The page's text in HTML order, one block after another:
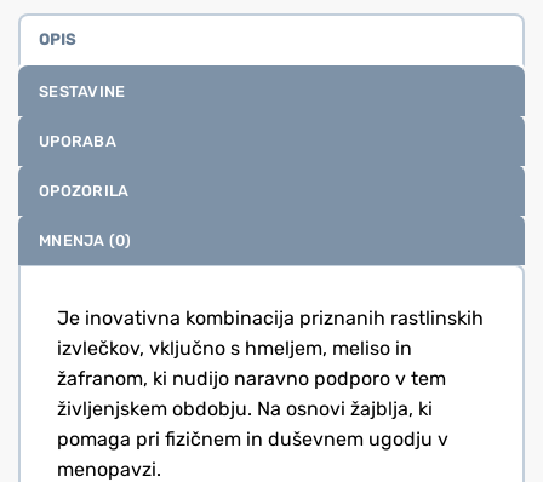
OPIS
SESTAVINE
UPORABA
OPOZORILA
MNENJA (0)
Je inovativna kombinacija priznanih rastlinskih
izvlečkov, vključno s hmeljem, meliso in
žafranom, ki nudijo naravno podporo v tem
življenjskem obdobju. Na osnovi žajblja, ki
pomaga pri fizičnem in duševnem ugodju v
menopavzi.